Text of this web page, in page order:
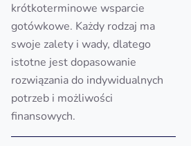
krótkoterminowe wsparcie
gotówkowe. Każdy rodzaj ma
swoje zalety i wady, dlatego
istotne jest dopasowanie
rozwiązania do indywidualnych
potrzeb i możliwości
finansowych.